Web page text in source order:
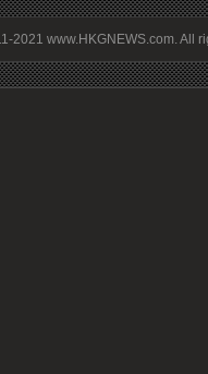
2021 www.HKGNEWS.com. All